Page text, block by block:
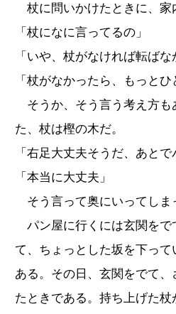
杖に問いかけたときに、家
「杖になに言ってるの」
「いや、杖がなければ転ばな
「杖がなかったら、もっとひ
そうか、そう言う考え方も
た、杖は樫の木だ。
「右足大丈夫そうだ、あとで
「本当に大丈夫」
そう言って奥にいってしま
パン屋に行くには玄関をで
て、ちょっとした坂を下っ
ある。その日、玄関をでて
たときである。持ち上げた